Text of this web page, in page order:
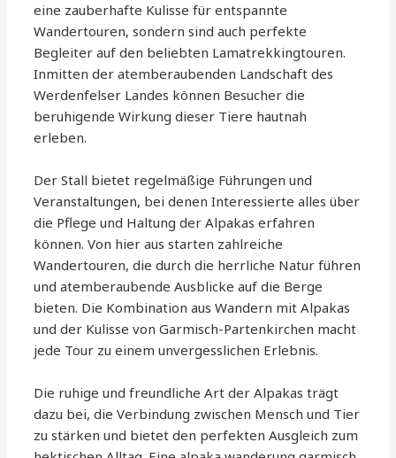
eine zauberhafte Kulisse für entspannte
Wandertouren, sondern sind auch perfekte
Begleiter auf den beliebten Lamatrekkingtouren.
Inmitten der atemberaubenden Landschaft des
Werdenfelser Landes können Besucher die
beruhigende Wirkung dieser Tiere hautnah
erleben.
Der Stall bietet regelmäßige Führungen und
Veranstaltungen, bei denen Interessierte alles über
die Pflege und Haltung der Alpakas erfahren
können. Von hier aus starten zahlreiche
Wandertouren, die durch die herrliche Natur führen
und atemberaubende Ausblicke auf die Berge
bieten. Die Kombination aus Wandern mit Alpakas
und der Kulisse von Garmisch-Partenkirchen macht
jede Tour zu einem unvergesslichen Erlebnis.
Die ruhige und freundliche Art der Alpakas trägt
dazu bei, die Verbindung zwischen Mensch und Tier
zu stärken und bietet den perfekten Ausgleich zum